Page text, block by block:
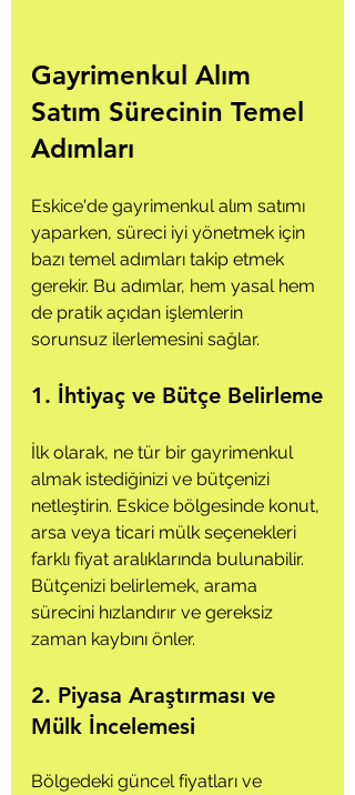
Gayrimenkul Alım
Satım Sürecinin Temel
Adımları
Eskice'de gayrimenkul alım satımı
yaparken, süreci iyi yönetmek için
bazı temel adımları takip etmek
gerekir. Bu adımlar, hem yasal hem
de pratik açıdan işlemlerin
sorunsuz ilerlemesini sağlar.
1. İhtiyaç ve Bütçe Belirleme
İlk olarak, ne tür bir gayrimenkul
almak istediğinizi ve bütçenizi
netleştirin. Eskice bölgesinde konut,
arsa veya ticari mülk seçenekleri
farklı fiyat aralıklarında bulunabilir.
Bütçenizi belirlemek, arama
sürecini hızlandırır ve gereksiz
zaman kaybını önler.
2. Piyasa Araştırması ve
Mülk İncelemesi
Bölgedeki güncel fiyatları ve